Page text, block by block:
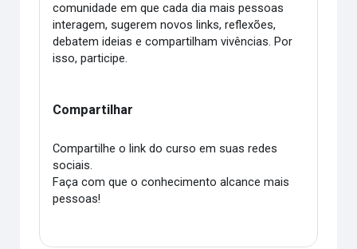
comunidade em que cada dia mais pessoas
interagem, sugerem novos links, reflexões,
debatem ideias e compartilham vivências. Por
isso, participe.
Compartilhar
Compartilhe o link do curso em suas redes
sociais.
Faça com que o conhecimento alcance mais
pessoas!